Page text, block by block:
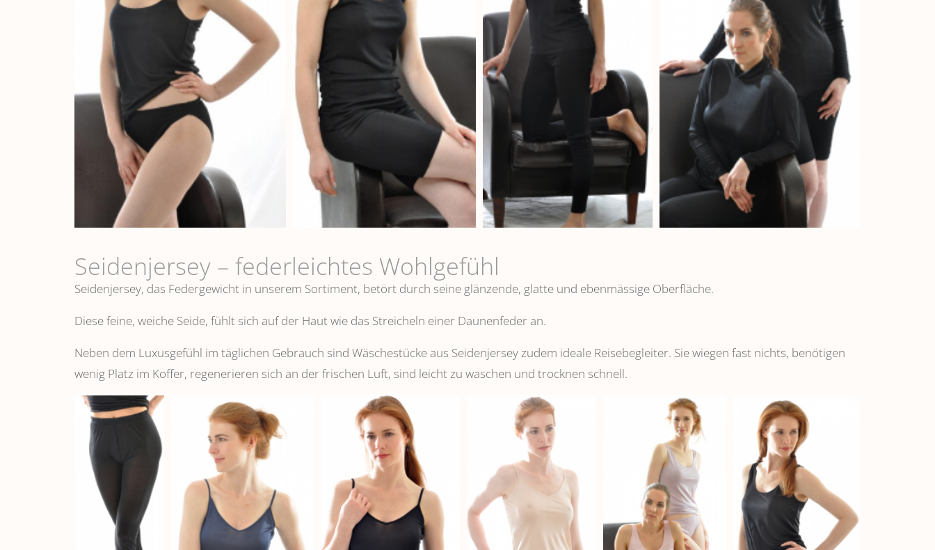
Seidenjersey – federleichtes Wohlgefühl
Seidenjersey, das Federgewicht in unserem Sortiment, betört durch seine glänzende, glatte und ebenmässige Oberfläche.
Diese feine, weiche Seide, fühlt sich auf der Haut wie das Streicheln einer Daunenfeder an.
Neben dem Luxusgefühl im täglichen Gebrauch sind Wäschestücke aus Seidenjersey zudem ideale Reisebegleiter. Sie wiegen fast nichts, benötigen
wenig Platz im Koffer, regenerieren sich an der frischen Luft, sind leicht zu waschen und trocknen schnell.